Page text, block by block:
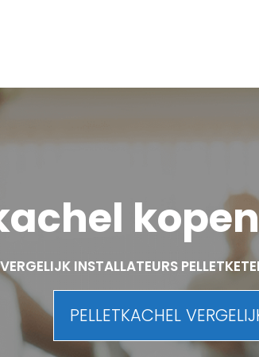
VERGELIJK INSTALLATEURS
PELLETKACHEL